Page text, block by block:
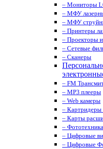
– Мониторы
– МФУ
– МФУ
– Принтеры
– Проекторы
– Сетевые
– Сканеры
– FM
– MP3 плееры
– Web камеры
– Картридеры
– Карты
– Фототехника
– Цифровые
– Цифровые